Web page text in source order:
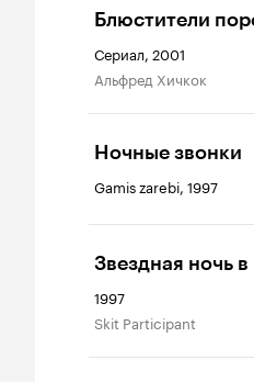
Блюстители
Сериал, 2001
Альфред Хичкок
Ночные звонки
Gamis zarebi, 1997
Звездная ночь
1997
Skit Participant